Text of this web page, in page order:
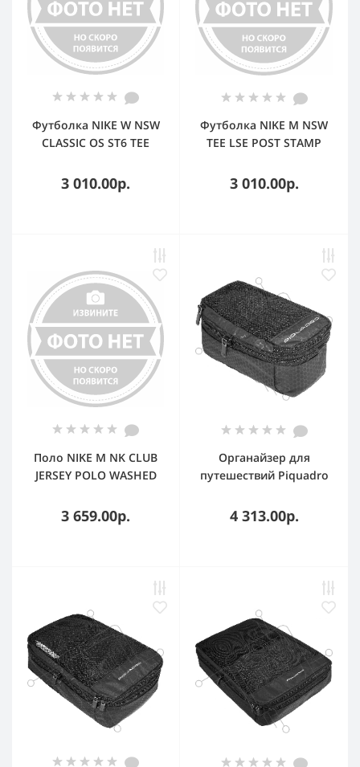
Футболка NIKE W NSW
CLASSIC OS ST6 TEE
WOMENS XS
3 010.00р.
Футболка NIKE M NSW
TEE LSE POST STAMP
S
3 010.00р.
Поло NIKE M NK CLUB
JERSEY POLO WASHED
MENS M
3 659.00р.
Органайзер для
путешествий Piquadro
190х100х90мм,
полиэстер, черный
4 313.00р.